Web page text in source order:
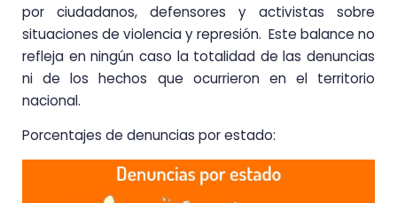
por ciudadanos, defensores y activistas sobre
situaciones de violencia y represión. Este balance no
refleja en ningún caso la totalidad de las denuncias
ni de los hechos que ocurrieron en el territorio
nacional.
Porcentajes de denuncias por estado: